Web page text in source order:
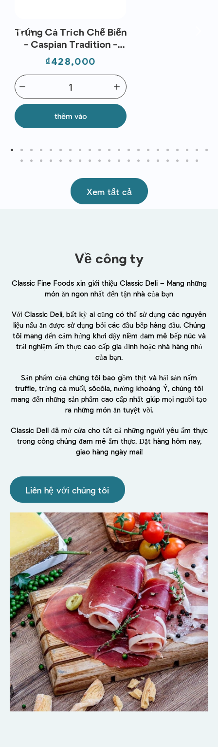
Trứng Cá Trích Chế Biến
- Caspian Tradition -
Harus 100g
Giá
₫428,000
add
remove
thêm vào
Xem tất cả
Về công ty
Classic Fine Foods xin giới thiệu Classic Deli – Mang những
món ăn ngon nhất đến tận nhà của bạn
Với Classic Deli, bất kỳ ai cũng có thể sử dụng các nguyên
liệu nấu ăn được sử dụng bởi các đầu bếp hàng đầu. Chúng
tôi mang đến cảm hứng khơi dậy niềm đam mê bếp núc và
trải nghiệm ẩm thực cao cấp gia đình hoặc nhà hàng nhỏ
của bạn.
Sản phẩm của chúng tôi bao gồm thịt và hải sản nấm
truffle, trứng cá muối, sôcôla, nướng khoáng Ý, chúng tôi
mang đến những sản phẩm cao cấp nhất giúp mọi người tạo
ra những món ăn tuyệt vời.
Classic Deli đã mở cửa cho tất cả những người yêu ẩm thực
trong công chúng đam mê ẩm thực. Đặt hàng hôm nay,
giao hàng ngày mai!
Liên hệ với chúng tôi